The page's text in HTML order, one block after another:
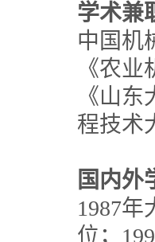
学术兼
中国机
《农
《山
程技术
国内外
1987年
位；